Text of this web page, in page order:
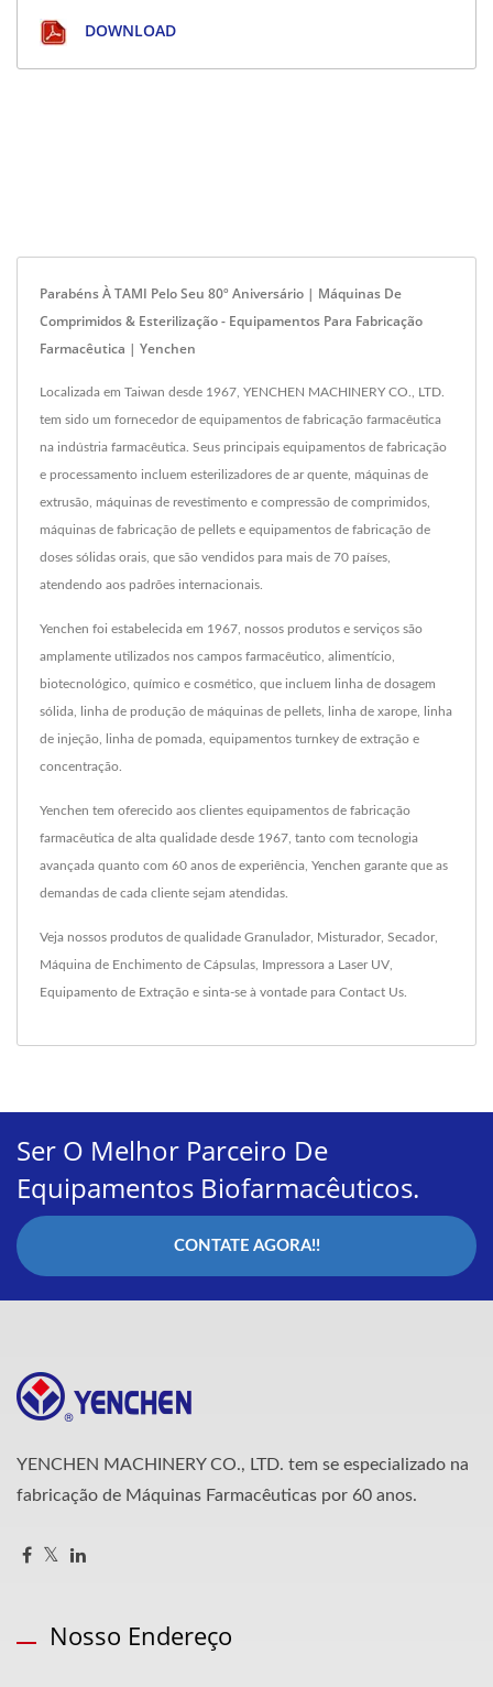
DOWNLOAD
Parabéns À TAMI Pelo Seu 80º Aniversário | Máquinas De
Comprimidos & Esterilização - Equipamentos Para Fabricação
Farmacêutica | Yenchen
Localizada em Taiwan desde 1967, YENCHEN MACHINERY CO., LTD.
tem sido um fornecedor de equipamentos de fabricação farmacêutica
na indústria farmacêutica. Seus principais equipamentos de fabricação
e processamento incluem esterilizadores de ar quente, máquinas de
extrusão, máquinas de revestimento e compressão de comprimidos,
máquinas de fabricação de pellets e equipamentos de fabricação de
doses sólidas orais, que são vendidos para mais de 70 países,
atendendo aos padrões internacionais.
Yenchen foi estabelecida em 1967, nossos produtos e serviços são
amplamente utilizados nos campos farmacêutico, alimentício,
biotecnológico, químico e cosmético, que incluem linha de dosagem
sólida, linha de produção de máquinas de pellets, linha de xarope, linha
de injeção, linha de pomada, equipamentos turnkey de extração e
concentração.
Yenchen tem oferecido aos clientes equipamentos de fabricação
farmacêutica de alta qualidade desde 1967, tanto com tecnologia
avançada quanto com 60 anos de experiência, Yenchen garante que as
demandas de cada cliente sejam atendidas.
Veja nossos produtos de qualidade Granulador, Misturador, Secador,
Máquina de Enchimento de Cápsulas Impressora a Laser UV
Equipamento de Extração e sinta-se à vontade para Contact Us
Ser O Melhor Parceiro De
Equipamentos Biofarmacêuticos.
CONTATE AGORA!!
YENCHEN MACHINERY CO., LTD. tem se especializado na
fabricação de Máquinas Farmacêuticas por 60 anos.
Nosso Endereço